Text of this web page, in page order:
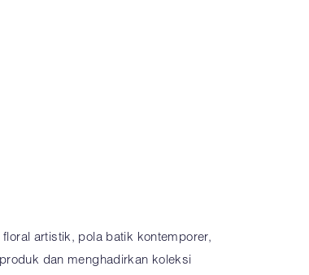
artistik, pola batik kontemporer,
dan menghadirkan koleksi